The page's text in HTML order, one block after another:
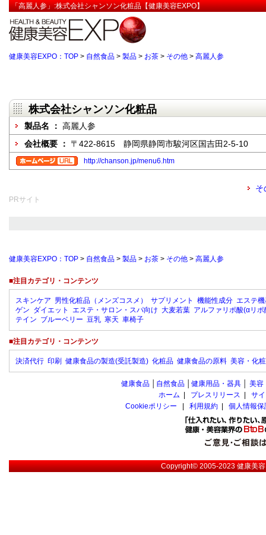
「高麗人参」:株式会社シャンソン化粧品【健康美容EXPO】
健康美容EXPO：TOP > 自然食品 > 製品 > お茶 > その他 > 高麗人参
株式会社シャンソン化粧品
製品名 ： 高麗人参
会社概要 ： 〒422-8615 静岡県静岡市駿河区国吉田2-5-10
http://chanson.jp/menu6.htm
そ
PRサイト
健康美容EXPO：TOP > 自然食品 > 製品 > お茶 > その他 > 高麗人参
■注目カテゴリ・コンテンツ
スキンケア 男性化粧品（メンズコスメ） サプリメント 機能性成分 エステ
ゲン ダイエット エステ・サロン・スパ向け 大麦若葉 アルファリポ酸(αリポ
テイン ブルーベリー 豆乳 寒天 車椅子
■注目カテゴリ・コンテンツ
決済代行 印刷 健康食品の製造(受託製造) 化粧品 健康食品の原料 美容・化
健康食品 自然食品 健康用品・器具 美容
ホーム
プレスリリース
サ
Cookieポリシー
利用規約 個人情報
Copyright© 2005-2023健康美